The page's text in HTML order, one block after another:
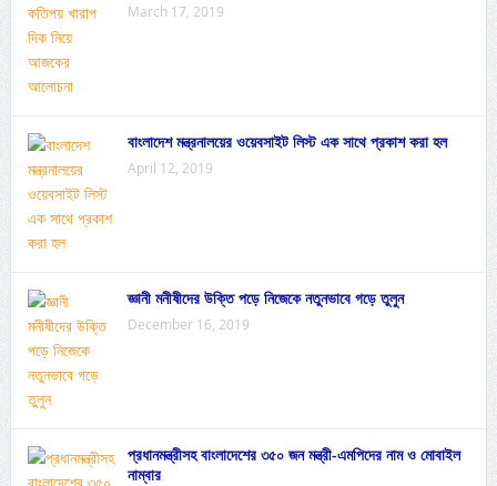
March 17, 2019
বাংলাদেশ মন্ত্রনালয়ের ওয়েবসাইট লিস্ট এক সাথে প্রকাশ করা হল
April 12, 2019
জ্ঞানী মনীষীদের উক্তি পড়ে নিজেকে নতুনভাবে গড়ে তুলুন
December 16, 2019
প্রধানমন্ত্রীসহ বাংলাদেশের ৩৫০ জন মন্ত্রী-এমপিদের নাম ও মোবাইল
নাম্বার